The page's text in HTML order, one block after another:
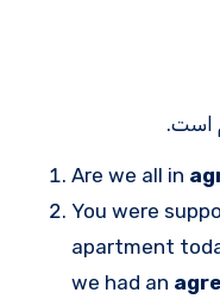
Are we all in
You were
apartment
we had an